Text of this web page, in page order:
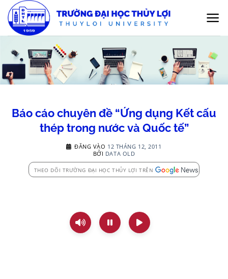
qua
nội
Báo cáo chuyên đề “Ứng dụng Kết cấu
thép trong nước và Quốc tế”
ĐĂNG VÀO 12 THÁNG 12, 2011
BỞI DATA OLD
THEO DÕI TRƯỜNG ĐẠI HỌC THỦY LỢI TRÊN